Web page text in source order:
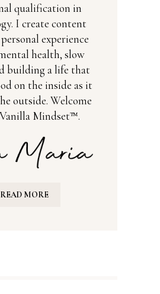
qualification in
I create content
experience
health, slow
building a life that
on the inside as it
outside. Welcome
Mindset™.
READ MORE